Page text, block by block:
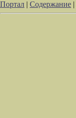
Портал | Содержание |